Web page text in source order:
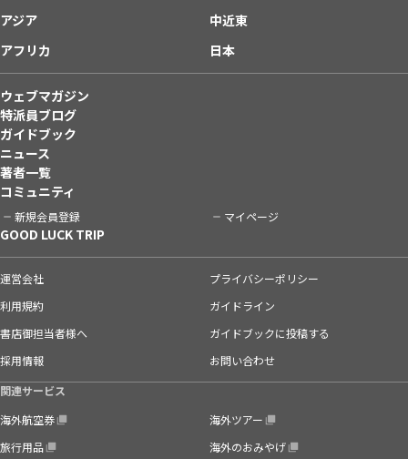
アジア
中近東
アフリカ
日本
ウェブマガジン
特派員ブログ
ガイドブック
ニュース
著者一覧
コミュニティ
新規会員登録 マイページ
GOOD LUCK TRIP
運営会社
プライバシーポリシー
利用規約
ガイドライン
書店御担当者様へ
ガイドブックに投稿する
採用情報
お問い合わせ
関連サービス
海外航空券
海外ツアー
旅行用品
海外のおみやげ